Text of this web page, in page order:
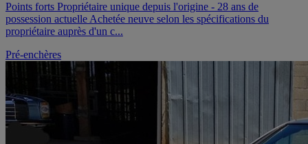
Points forts Propriétaire unique depuis l'origine - 28 ans de
possession actuelle Achetée neuve selon les spécifications du
propriétaire auprès d'un c...
Pré-enchères